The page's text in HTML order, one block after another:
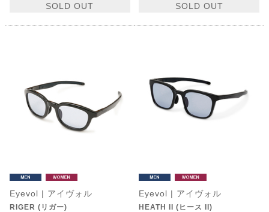
SOLD OUT SOLD OUT
Eyevol | アイヴォル
RIGER (リガー)
Eyevol | アイヴォル
HEATH II (ヒース II)